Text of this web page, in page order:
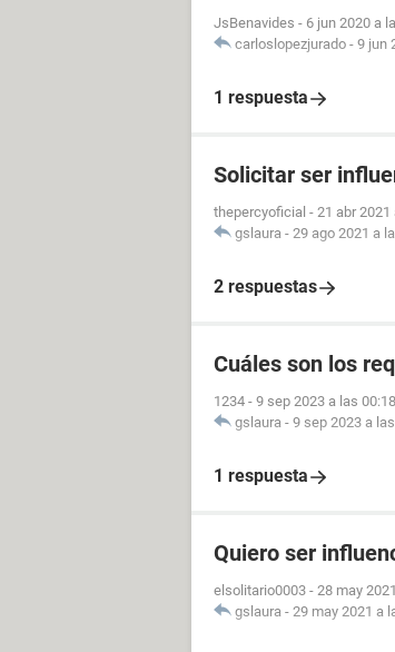
JsBenavides - 6 jun 2020 a
carloslopezjurado - 9 jun
1 respuesta
Solicitar ser
thepercyoficial - 21 abr 2021
gslaura - 29 ago 2021 a
2 respuestas
Cuáles son los
1234 - 9 sep 2023 a las 00:18
gslaura - 9 sep 2023 a
1 respuesta
Quiero ser
elsolitario0003 - 28 may
gslaura - 29 may 2021 a